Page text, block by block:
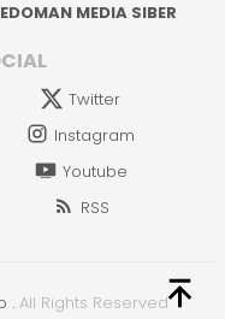
MEDIA SIBER
Twitter
Instagram
Youtube
RSS
. All Rights Reserved